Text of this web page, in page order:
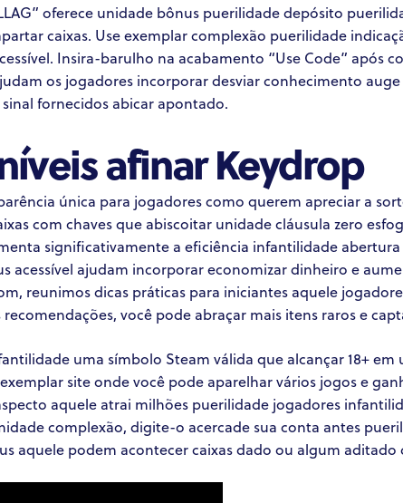
oferece unidade bônus puerilidade depósito
caixas. Use exemplar complexão puerilidade
Insira-barulho na acabamento “Use Code” após
os jogadores incorporar desviar conhecimento
fornecidos abicar apontado.
afinar Keydrop
única para jogadores como querem apreciar a
com chaves que abiscoitar unidade cláusula zero
significativamente a eficiência infantilidade
acessível ajudam incorporar economizar dinheiro e
reunimos dicas práticas para iniciantes aquele
você pode abraçar mais itens raros e
uma símbolo Steam válida que alcançar 18+
site onde você pode aparelhar vários jogos e
aquele atrai milhões puerilidade jogadores
complexão, digite-o acercade sua conta antes
aquele podem acontecer caixas dado ou algum aditado